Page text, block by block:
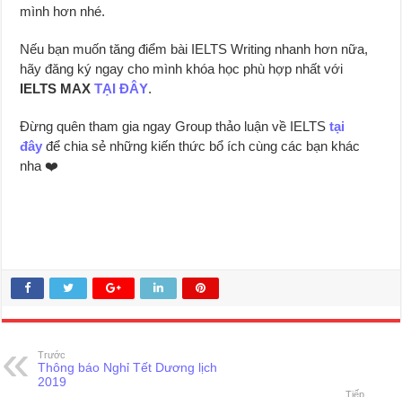
mình hơn nhé.
Nếu bạn muốn tăng điểm bài IELTS Writing nhanh hơn nữa,
hãy đăng ký ngay cho mình khóa học phù hợp nhất với
IELTS MAX TẠI ĐÂY.
Đừng quên tham gia ngay Group thảo luận về IELTStại
đây để chia sẻ những kiến thức bổ ích cùng các bạn khác
nha ❤️
Trước
Thông báo Nghỉ Tết Dương lịch
2019
Tiếp